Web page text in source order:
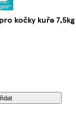
kočky kuře 7,5kg